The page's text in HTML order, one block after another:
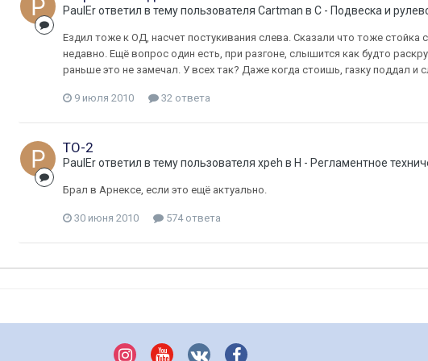
PaulErответил в тему пользователя Cartman в C - Подвеска и
Ездил тоже к ОД, насчет постукивания слева. Сказали что тоже стойка
недавно. Ещё вопрос один есть, при разгоне, слышится как будто
раньше это не замечал. У всех так? Даже когда стоишь, газку поддал и
9 июля 2010 32 ответа
ТО-2
PaulErответил в тему пользователя xpeh в H - Регламентное
Брал в Арнексе, если это ещё актуально.
30 июня 2010 574 ответа